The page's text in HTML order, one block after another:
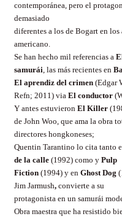
contemporánea, pero el
demasiado
diferentes a los de Bogart en
americano.
Se han hecho mil referencias a
samurái, las más recientes en
El aprendiz del crimen (Edgar
Refn; 2011) via El conductor
Y antes estuvieron El Killer
de John Woo, que ama la obra
directores hongkoneses;
Quentin Tarantino lo cita tanto
de la calle (1992) como y Pulp
Fiction (1994) y en Ghost Dog
Jim Jarmush, convierte a su
protagonista en un samurái
Obra maestra que ha resistido